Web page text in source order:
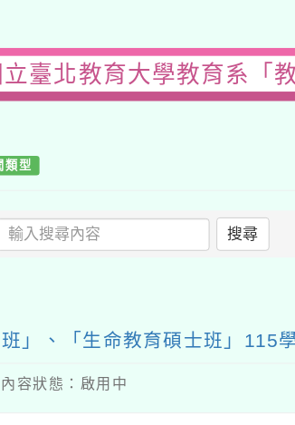
臺北教育大學教育系「
類型
搜尋
」、「生命教育碩士班」115
容狀態：啟用中